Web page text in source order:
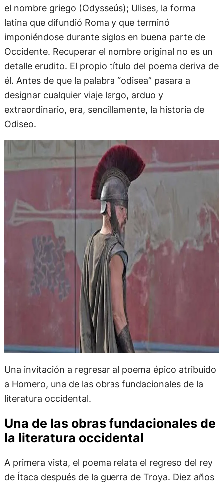
el nombre griego (Odysseús); Ulises, la forma
latina que difundió Roma y que terminó
imponiéndose durante siglos en buena parte de
Occidente. Recuperar el nombre original no es un
detalle erudito. El propio título del poema deriva de
él. Antes de que la palabra “odisea” pasara a
designar cualquier viaje largo, arduo y
extraordinario, era, sencillamente, la historia de
Odiseo.
Una invitación a regresar al poema épico atribuido
a Homero, una de las obras fundacionales de la
literatura occidental.
Una de las obras fundacionales de
la literatura occidental
A primera vista, el poema relata el regreso del rey
de Ítaca después de la guerra de Troya. Diez años